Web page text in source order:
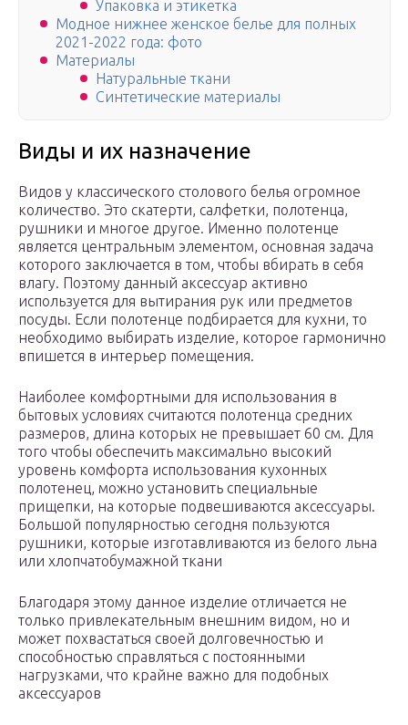
Упаковка и этикетка
Модное нижнее женское белье для полных
2021-2022 года: фото
Материалы
Натуральные ткани
Синтетические материалы
Виды и их назначение
Видов у классического столового белья огромное
количество. Это скатерти, салфетки, полотенца,
рушники и многое другое. Именно полотенце
является центральным элементом, основная задача
которого заключается в том, чтобы вбирать в себя
влагу. Поэтому данный аксессуар активно
используется для вытирания рук или предметов
посуды. Если полотенце подбирается для кухни, то
необходимо выбирать изделие, которое гармонично
впишется в интерьер помещения.
Наиболее комфортными для использования в
бытовых условиях считаются полотенца средних
размеров, длина которых не превышает 60 см. Для
того чтобы обеспечить максимально высокий
уровень комфорта использования кухонных
полотенец, можно установить специальные
прищепки, на которые подвешиваются аксессуары.
Большой популярностью сегодня пользуются
рушники, которые изготавливаются из белого льна
или хлопчатобумажной ткани
Благодаря этому данное изделие отличается не
только привлекательным внешним видом, но и
может похвастаться своей долговечностью и
способностью справляться с постоянными
нагрузками, что крайне важно для подобных
аксессуаров